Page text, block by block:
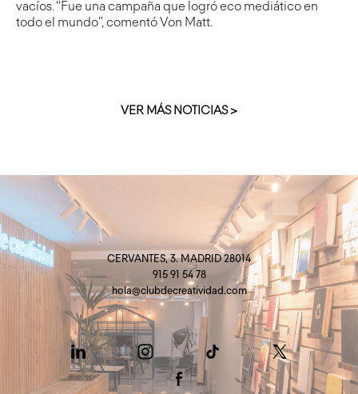
vacíos. “Fue una campaña que logró eco mediático en
todo el mundo”, comentó Von Matt.
VER MÁS NOTICIAS >
CERVANTES, 3. MADRID 28014
915 91 54 78
hola@clubdecreatividad.com